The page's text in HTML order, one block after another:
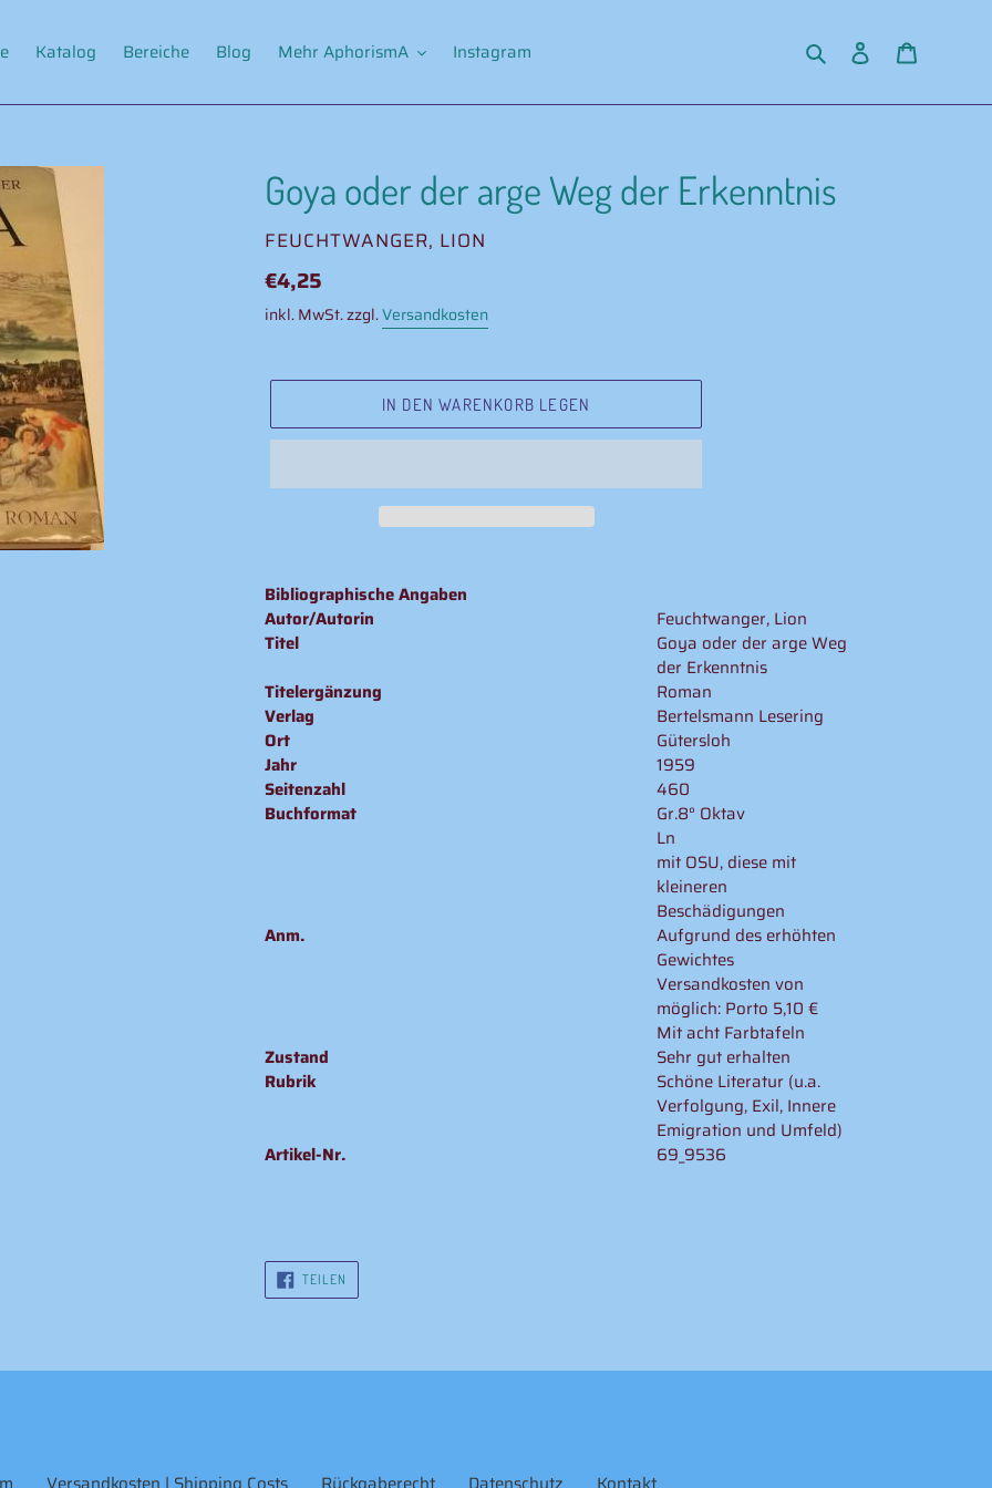
Katalog Bereiche Blog Mehr AphorismA Instagram Suchen Einloggen
Goya oder der arge Weg der Erkenntnis
VERKÄUFER
FEUCHTWANGER, LION
Normaler
Preis
€4,25
inkl. MwSt. zzgl.Versandkosten
IN DEN WARENKORB LEGEN
wird
zum
Warenkorb
hinzugefügt
Bibliographische Angaben
Autor/Autorin
Feuchtwanger, Lion
Titel
Goya oder der arge Weg
der Erkenntnis
Titelergänzung
Roman
Verlag
Bertelsmann Lesering
Ort
Gütersloh
Jahr
1959
Seitenzahl
460
Buchformat
Gr.8° Oktav
Ln
mit OSU, diese mit
kleineren
Beschädigungen
Anm.
Aufgrund des erhöhten
Gewichtes
Versandkosten von
möglich: Porto 5,10 €
Mit acht Farbtafeln
Zustand
Sehr gut erhalten
Rubrik
Schöne Literatur (u.a.
Verfolgung, Exil, Innere
Emigration und Umfeld)
Artikel-Nr.
69_9536
TEILEN
TEILEN